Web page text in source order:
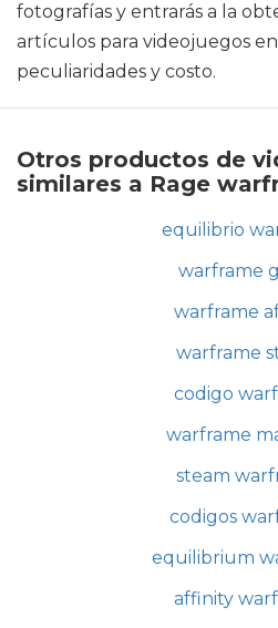
fotografías y entrarás a la
artículos para videojuegos
peculiaridades y costo.
Otros productos de
similares a Rage
equilibrio
warframe
warframe
warframe
codigo
warframe
steam
codigos
equilibrium
affinity